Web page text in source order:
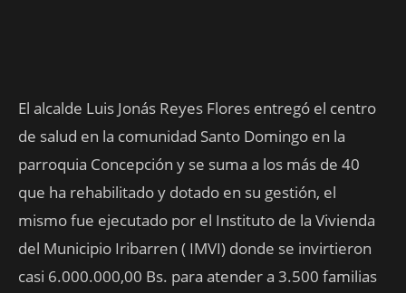
El alcalde Luis Jonás Reyes Flores entregó el centro
de salud en la comunidad Santo Domingo en la
parroquia Concepción y se suma a los más de 40
que ha rehabilitado y dotado en su gestión, el
mismo fue ejecutado por el Instituto de la Vivienda
del Municipio Iribarren ( IMVI) donde se invirtieron
casi 6.000.000,00 Bs. para atender a 3.500 familias